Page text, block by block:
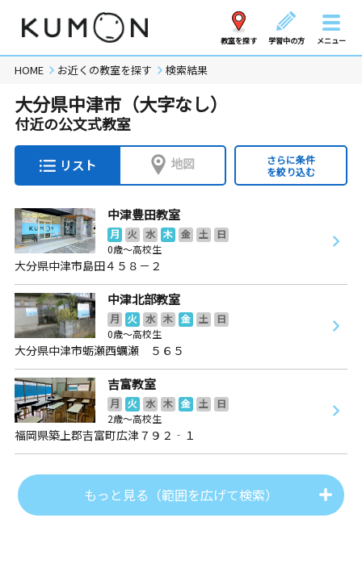
教室を探す 学習中の方 メニュー
HOME お近くの教室を探す 検索結果
大分県中津市（大字なし）
付近の公文式教室
リスト 地図
さらに条件
を絞り込む
中津豊田教室
月 火 水 木 金 土
日
0歳～高校生
大分県中津市島田４５８－２
中津北部教室
月 火 水 木 金 土
日
0歳～高校生
大分県中津市蛎瀬西蠣瀬 ５６５
吉富教室
月 火 水 木 金 土
日
2歳～高校生
福岡県築上郡吉富町広津７９２‐１
もっと見る（範囲を広げて検索）